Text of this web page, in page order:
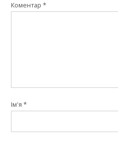
Коментар*
Ім'я*